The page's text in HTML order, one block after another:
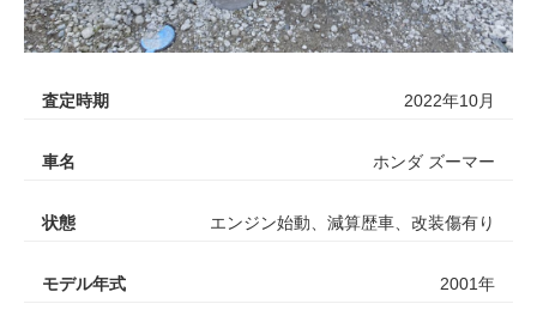
査定時期 2022年10月
車名 ホンダ ズーマー
状態 エンジン始動、減算歴車、改装傷有り
モデル年式 2001年